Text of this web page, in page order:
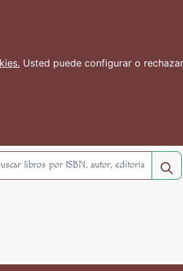
Usted puede configurar o